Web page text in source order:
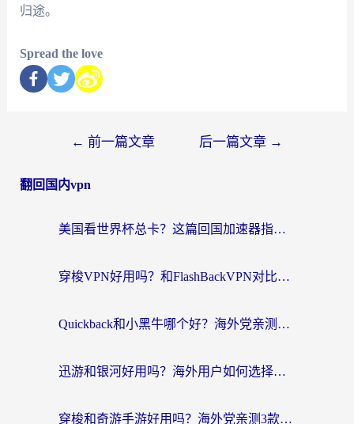
归途。
Spread the love
← 前一篇文章 后一篇文章 →
翻回国内vpn
美国看世界杯总卡？这篇回国加速器指南帮你无缝刷国内资源（附苹果手机VPN设置步骤）
穿梭VPN好用吗？和FlashBackVPN对比哪个回国效果更好？
Quickback和小黑牛哪个好？海外党亲测指南，选对回国加速器秒回国内
迅游和银河好用吗？海外用户如何选择回国加速器实现无缝访问国内资源
穿梭和奇游手游好用吗？海外党亲测3款回国加速器，附蜜蜂加速器七天试用攻略